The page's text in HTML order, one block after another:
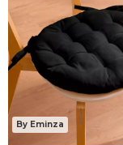
By Eminza